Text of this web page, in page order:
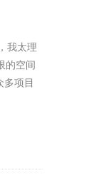
我太理
的空间
项目